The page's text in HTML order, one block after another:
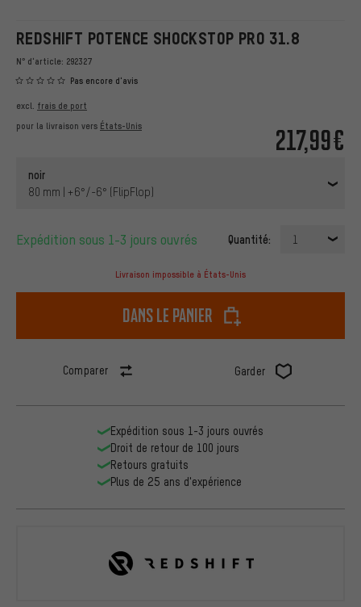
REDSHIFT POTENCE SHOCKSTOP PRO 31.8
N° d'article: 292327
Pas encore d'avis
217,99€
excl. frais de port
pour la livraison vers États-Unis
noir
80 mm | +6°/-6° (FlipFlop)
Expédition sous 1-3 jours ouvrés Quantité: 1
Livraison impossible à États-Unis
dans le panier
Comparer Garder
Expédition sous 1-3 jours ouvrés
Droit de retour de 100 jours
Retours gratuits
Plus de 25 ans d'expérience